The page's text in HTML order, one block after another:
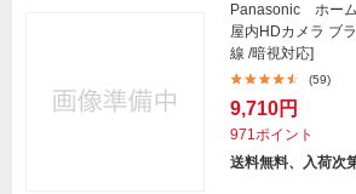
Panasonic ホー
屋内HDカメラ ブ
線 /暗視対応]
(59)
9,710円
971ポイント
送料無料、入荷次